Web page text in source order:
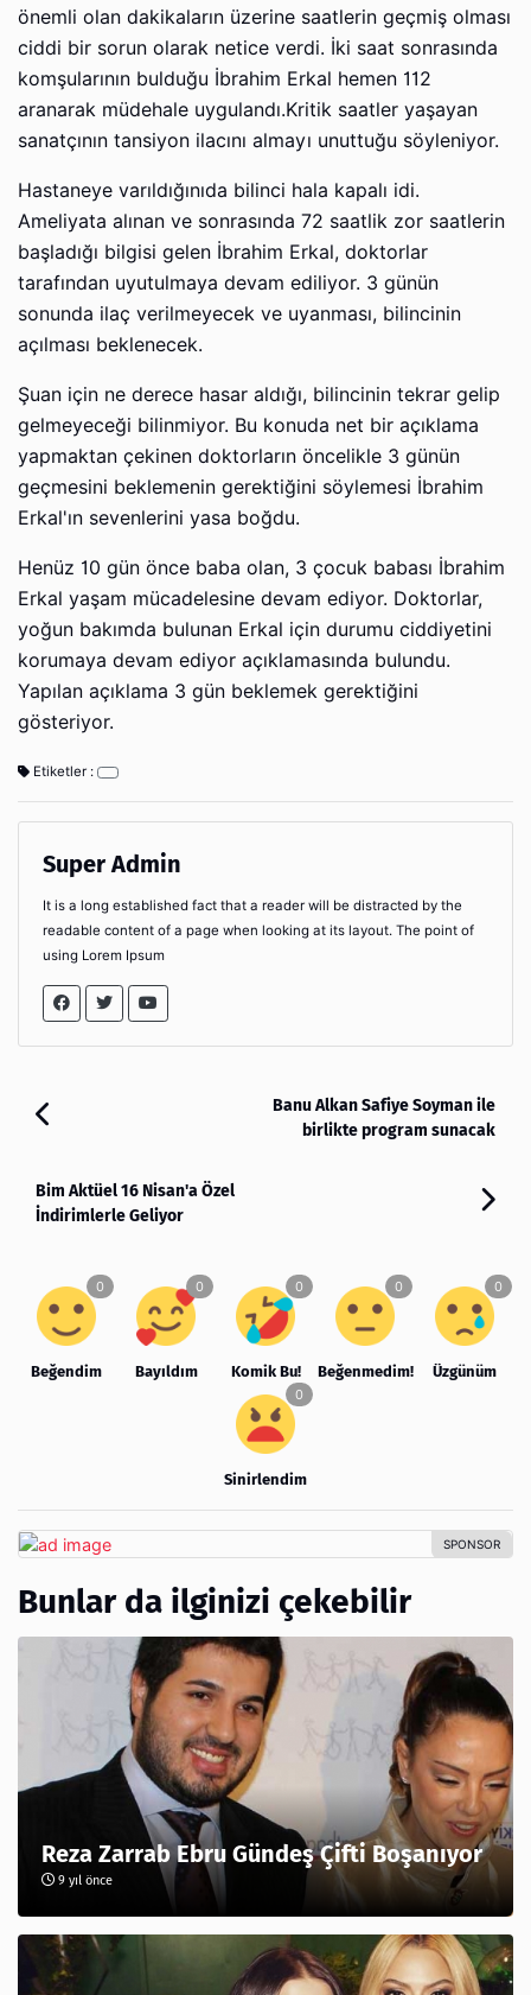
önemli olan dakikaların üzerine saatlerin geçmiş olması
ciddi bir sorun olarak netice verdi. İki saat sonrasında
komşularının bulduğu İbrahim Erkal hemen 112
aranarak müdehale uygulandı.Kritik saatler yaşayan
sanatçının tansiyon ilacını almayı unuttuğu söyleniyor.
Hastaneye varıldığınıda bilinci hala kapalı idi.
Ameliyata alınan ve sonrasında 72 saatlik zor saatlerin
başladığı bilgisi gelen İbrahim Erkal, doktorlar
tarafından uyutulmaya devam ediliyor. 3 günün
sonunda ilaç verilmeyecek ve uyanması, bilincinin
açılması beklenecek.
Şuan için ne derece hasar aldığı, bilincinin tekrar gelip
gelmeyeceği bilinmiyor. Bu konuda net bir açıklama
yapmaktan çekinen doktorların öncelikle 3 günün
geçmesini beklemenin gerektiğini söylemesi İbrahim
Erkal'ın sevenlerini yasa boğdu.
Henüz 10 gün önce baba olan, 3 çocuk babası İbrahim
Erkal yaşam mücadelesine devam ediyor. Doktorlar,
yoğun bakımda bulunan Erkal için durumu ciddiyetini
korumaya devam ediyor açıklamasında bulundu.
Yapılan açıklama 3 gün beklemek gerektiğini
gösteriyor.
Etiketler :
Super Admin
It is a long established fact that a reader will be distracted by the
readable content of a page when looking at its layout. The point of
using Lorem Ipsum
Banu Alkan Safiye Soyman ile
birlikte program sunacak
Bim Aktüel 16 Nisan'a Özel
İndirimlerle Geliyor
Beğendim Bayıldım Komik Bu! Beğenmedim! Üzgünüm
Sinirlendim
Bunlar da ilginizi çekebilir
Reza Zarrab Ebru Gündeş Çifti Boşanıyor
9 yıl önce